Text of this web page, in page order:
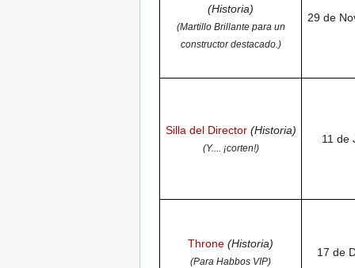
(Historia)
(Martillo Brillante para un
constructor destacado.)
29 de
Silla del Director (Historia)
(Y.... ¡corten!)
11 de
Throne (Historia)
(Para Habbos VIP)
17 de